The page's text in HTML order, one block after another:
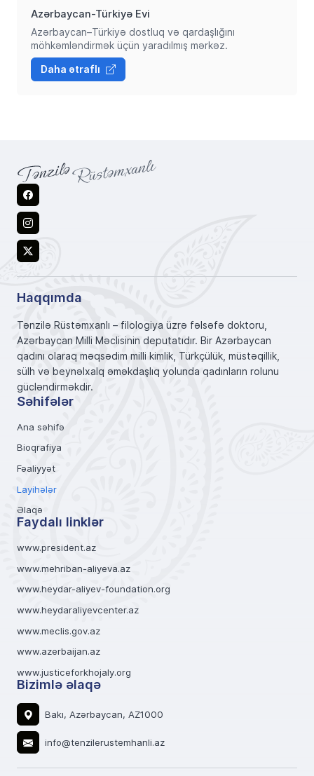
Azərbaycan-Türkiyə Evi
Azərbaycan–Türkiyə dostluq və qardaşlığını
möhkəmləndirmək üçün yaradılmış mərkəz.
Daha ətraflı
Facebook
Instagram
X
Haqqımda
Tənzilə Rüstəmxanlı – filologiya üzrə fəlsəfə doktoru,
Azərbaycan Milli Məclisinin deputatıdır. Bir Azərbaycan
qadını olaraq məqsədim milli kimlik, Türkçülük, müstəqillik,
sülh və beynəlxalq əməkdaşlıq yolunda qadınların rolunu
gücləndirməkdir.
Səhifələr
Ana səhifə
Bioqrafiya
Fəaliyyət
Layihələr
Əlaqə
Faydalı linklər
www.president.az
www.mehriban-aliyeva.az
www.heydar-aliyev-foundation.org
www.heydaraliyevcenter.az
www.meclis.gov.az
www.azerbaijan.az
www.justiceforkhojaly.org
Bizimlə əlaqə
Bakı, Azərbaycan, AZ1000
info@tenzilerustemhanli.az